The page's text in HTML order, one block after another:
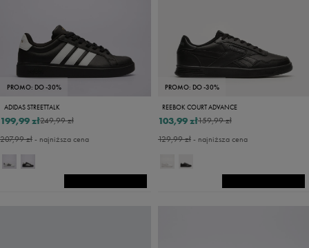
PROMO: DO -30%
ADIDAS STREETTALK
249,99 zł
199,99 zł
207,99 zł- najniższa cena
PROMO: DO -30%
REEBOK COURT ADVANCE
159,99 zł
103,99 zł
129,99 zł- najniższa cena